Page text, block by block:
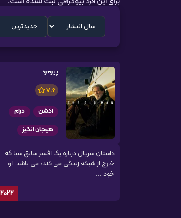
پیرمرد
7.6
اکشن
درام
هیجان انگیز
داستان سریال درباره یک افسر سابق سیا که
خارج از شبکه زندگی می کند، می باشد. او
خود ...
2022